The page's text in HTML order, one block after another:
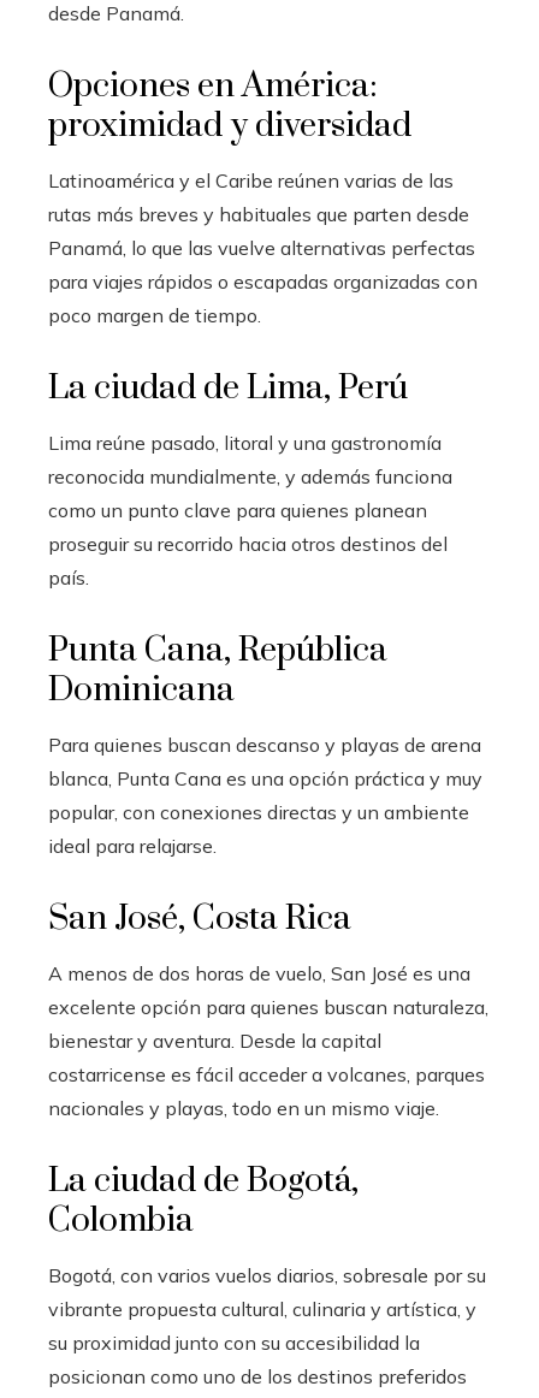
desde Panamá.
Opciones en América:
proximidad y diversidad
Latinoamérica y el Caribe reúnen varias de las
rutas más breves y habituales que parten desde
Panamá, lo que las vuelve alternativas perfectas
para viajes rápidos o escapadas organizadas con
poco margen de tiempo.
La ciudad de Lima, Perú
Lima reúne pasado, litoral y una gastronomía
reconocida mundialmente, y además funciona
como un punto clave para quienes planean
proseguir su recorrido hacia otros destinos del
país.
Punta Cana, República
Dominicana
Para quienes buscan descanso y playas de arena
blanca, Punta Cana es una opción práctica y muy
popular, con conexiones directas y un ambiente
ideal para relajarse.
San José, Costa Rica
A menos de dos horas de vuelo, San José es una
excelente opción para quienes buscan naturaleza,
bienestar y aventura. Desde la capital
costarricense es fácil acceder a volcanes, parques
nacionales y playas, todo en un mismo viaje.
La ciudad de Bogotá,
Colombia
Bogotá, con varios vuelos diarios, sobresale por su
vibrante propuesta cultural, culinaria y artística, y
su proximidad junto con su accesibilidad la
posicionan como uno de los destinos preferidos